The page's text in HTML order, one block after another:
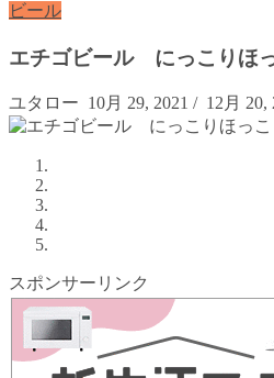
ビール
エチゴビール にっこりほ
ユタロー 10月 29, 2021 / 12月 20,
スポンサーリンク